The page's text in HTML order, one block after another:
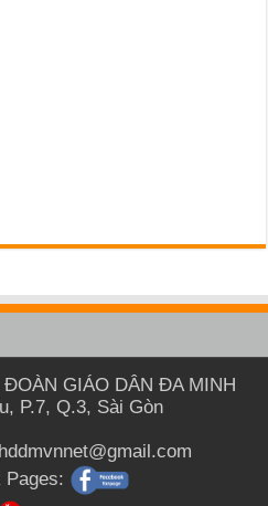
GIÁO DÂN ĐA MINH
P.7, Q.3, Sài Gòn
Pages: